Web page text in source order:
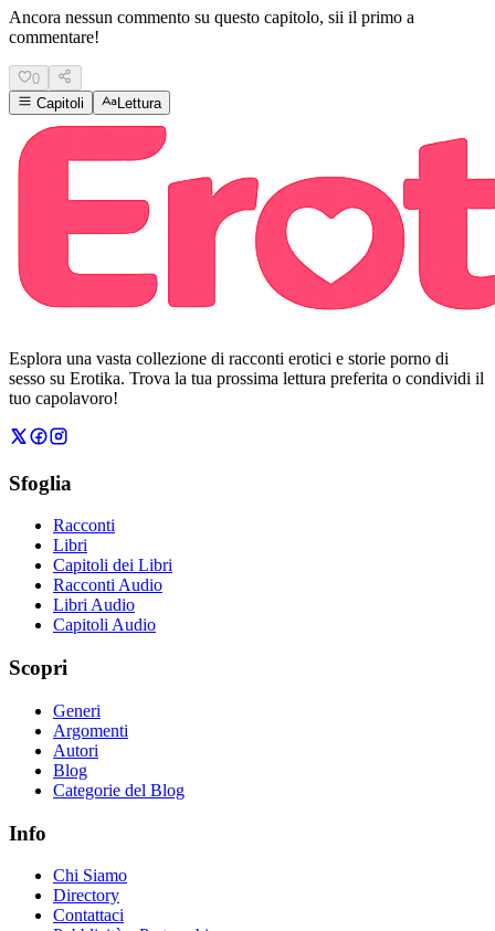
Ancora nessun commento su questo capitolo, sii il primo a
commentare!
0
Capitoli
Lettura
Esplora una vasta collezione di racconti erotici e storie porno di
sesso su Erotika. Trova la tua prossima lettura preferita o condividi il
tuo capolavoro!
Sfoglia
Racconti
Libri
Capitoli dei Libri
Racconti Audio
Libri Audio
Capitoli Audio
Scopri
Generi
Argomenti
Autori
Blog
Categorie del Blog
Info
Chi Siamo
Directory
Contattaci